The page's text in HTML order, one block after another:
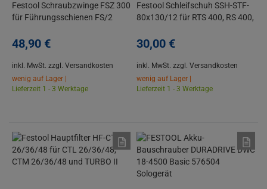
Festool Schraubzwinge FSZ 300
für Führungsschienen FS/2
48,90 €
inkl. MwSt. zzgl. Versandkosten
wenig auf Lager |
Lieferzeit 1 - 3 Werktage
Festool Schleifschuh SSH-STF-
80x130/12 für RTS 400, RS 400,
30,00 €
inkl. MwSt. zzgl. Versandkosten
wenig auf Lager |
Lieferzeit 1 - 3 Werktage